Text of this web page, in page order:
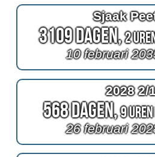
Sjaak
3109 Dagen,2
10 februari
2028 2/
568 Dagen,9
26 februari